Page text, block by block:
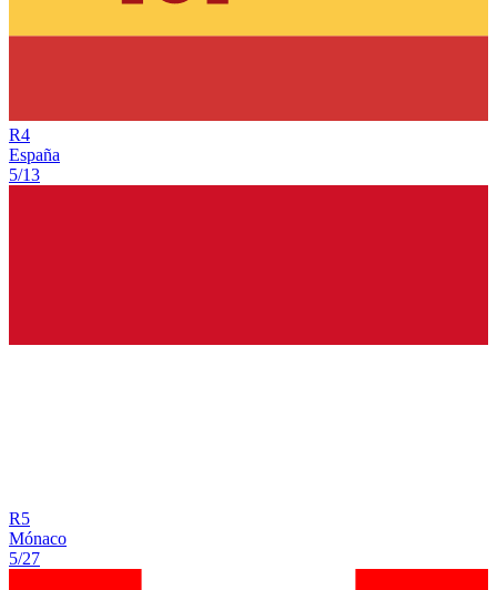
R4
España
5/13
R5
Mónaco
5/27